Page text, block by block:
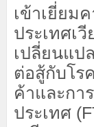
เข้าเยี่ยม
ประเทศเ
เปลี่ยนแป
ต่อสู้กับโร
ค้าและกา
ประเทศ